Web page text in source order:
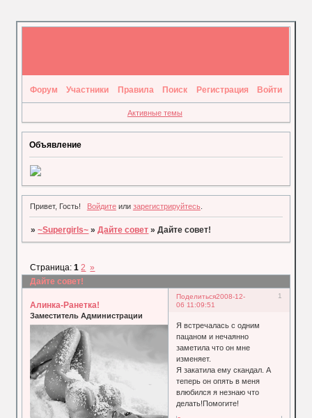
Форум Участники Правила Поиск Регистрация Войти
Активные темы
Объявление
Привет, Гость! Войдитеили зарегистрируйтесь.
»~Supergirls~ »Дайте совет »Дайте совет!
Дайте совет!
Страница:1 2 »
Поделиться 1
2008-12-
06 11:09:51
Алинка-Ранетка!
Заместитель Администрации
Я встречалась с одним
пацаном и нечаянно
заметила что он мне
изменяет.
Я закатила ему скандал. А
теперь он опять в меня
влюбился я незнаю что
делать!Помогите!